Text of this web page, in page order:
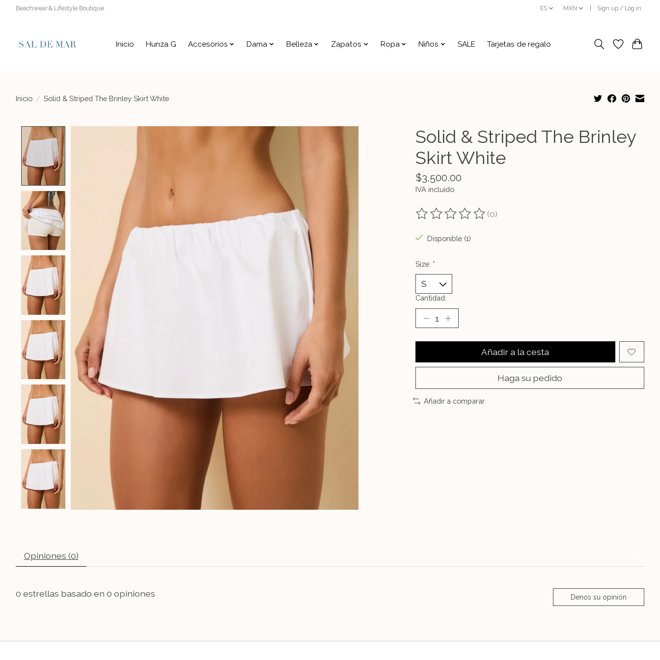
Beachwear & Lifestyle Boutique ES MXN Sign up / Log in
Inicio Hunza G Accesorios Dama Belleza Zapatos Ropa Niños SALE Tarjetas de regalo
Inicio / Solid & Striped The Brinley Skirt White
Product image slideshow Items
Solid & Striped The Brinley
Skirt White
$3,500.00
IVA incluido
The rating of this product is
(0)
Disponible (1)
Size: *
Cantidad:
Añadir a la cesta
Haga su pedido
Añadir a comparar
Opiniones (0)
0 estrellas basado en 0 opiniones Denos su opinión